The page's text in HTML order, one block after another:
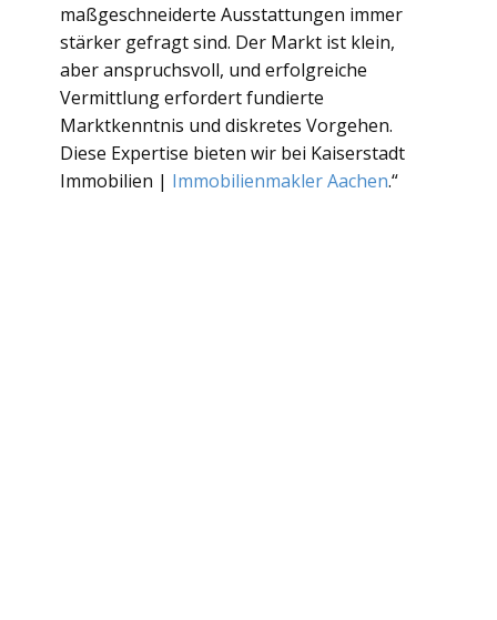
maßgeschneiderte Ausstattungen immer
stärker gefragt sind. Der Markt ist klein,
aber anspruchsvoll, und erfolgreiche
Vermittlung erfordert fundierte
Marktkenntnis und diskretes Vorgehen.
Diese Expertise bieten wir bei Kaiserstadt
Immobilien | Immobilienmakler Aachen.“